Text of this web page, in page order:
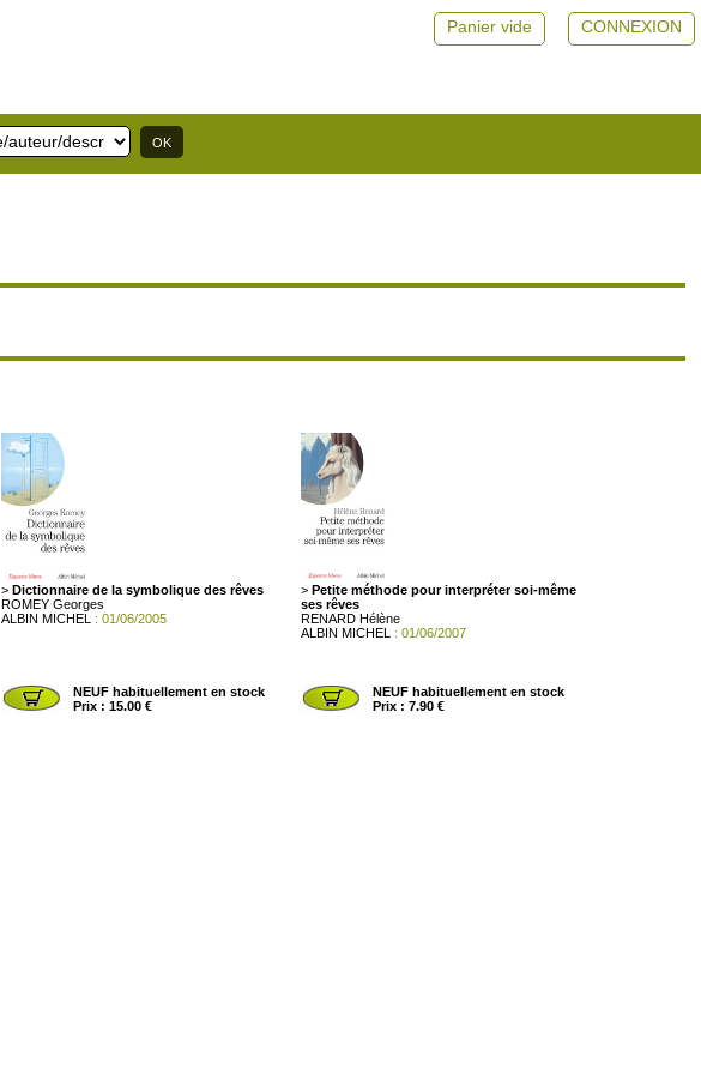
CONNEXION
Panier vide
> Dictionnaire de la symbolique des rêves
ROMEY Georges
ALBIN MICHEL
: 01/06/2005
NEUF habituellement en stock
Prix : 15.00 €
> Petite méthode pour interpréter soi-même
ses rêves
RENARD Hélène
ALBIN MICHEL
: 01/06/2007
NEUF habituellement en stock
Prix : 7.90 €